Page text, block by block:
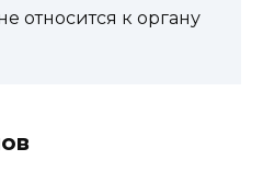
относится к органу